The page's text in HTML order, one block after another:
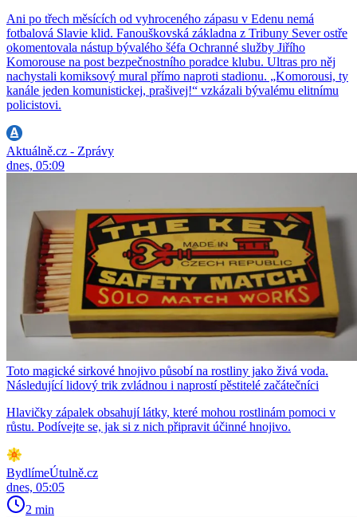
Ani po třech měsících od vyhroceného zápasu v Edenu nemá
fotbalová Slavie klid. Fanouškovská základna z Tribuny Sever ostře
okomentovala nástup bývalého šéfa Ochranné služby Jiřího
Komorouse na post bezpečnostního poradce klubu. Ultras pro něj
nachystali komiksový mural přímo naproti stadionu. „Komorousi, ty
kanále jeden komunistickej, prašivej!“ vzkázali bývalému elitnímu
policistovi.
Aktuálně.cz - Zprávy
dnes, 05:09
Toto magické sirkové hnojivo působí na rostliny jako živá voda.
Následující lidový trik zvládnou i naprostí pěstitelé začátečníci
Hlavičky zápalek obsahují látky, které mohou rostlinám pomoci v
růstu. Podívejte se, jak si z nich připravit účinné hnojivo.
BydlímeÚtulně.cz
dnes, 05:05
2 min